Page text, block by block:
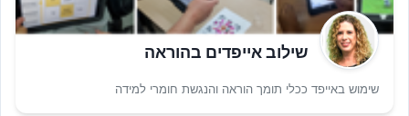
שילוב אייפדים בהוראה
שימוש באייפד ככלי תומך הוראה והנגשת חומרי למידה